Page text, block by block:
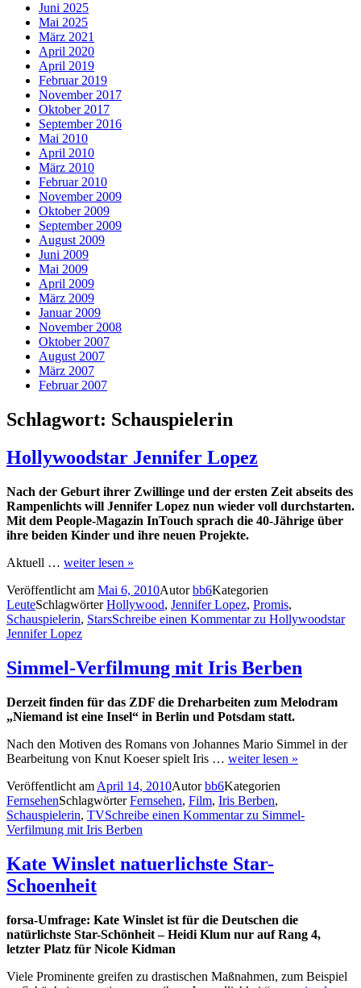
Juni 2025
Mai 2025
März 2021
April 2020
April 2019
Februar 2019
November 2017
Oktober 2017
September 2016
Mai 2010
April 2010
März 2010
Februar 2010
November 2009
Oktober 2009
September 2009
August 2009
Juni 2009
Mai 2009
April 2009
März 2009
Januar 2009
November 2008
Oktober 2007
August 2007
März 2007
Februar 2007
Schlagwort: Schauspielerin
Hollywoodstar Jennifer Lopez
Nach der Geburt ihrer Zwillinge und der ersten Zeit abseits des
Rampenlichts will Jennifer Lopez nun wieder voll durchstarten.
Mit dem People-Magazin InTouch sprach die 40-Jährige über
ihre beiden Kinder und ihre neuen Projekte.
Aktuell … weiter lesen »
Veröffentlicht am Mai 6, 2010Autorbb6Kategorien
LeuteSchlagwörterHollywood, Jennifer Lopez, Promis,
Schauspielerin, StarsSchreibe einen Kommentarzu Hollywoodstar
Jennifer Lopez
Simmel-Verfilmung mit Iris Berben
Derzeit finden für das ZDF die Dreharbeiten zum Melodram
„Niemand ist eine Insel“ in Berlin und Potsdam statt.
Nach den Motiven des Romans von Johannes Mario Simmel in der
Bearbeitung von Knut Koeser spielt Iris … weiter lesen »
Veröffentlicht am April 14, 2010Autorbb6Kategorien
FernsehenSchlagwörterFernsehen, Film, Iris Berben,
Schauspielerin, TVSchreibe einen Kommentarzu Simmel-
Verfilmung mit Iris Berben
Kate Winslet natuerlichste Star-
Schoenheit
forsa-Umfrage: Kate Winslet ist für die Deutschen die
natürlichste Star-Schönheit – Heidi Klum nur auf Rang 4,
letzter Platz für Nicole Kidman
Viele Prominente greifen zu drastischen Maßnahmen, zum Beispiel